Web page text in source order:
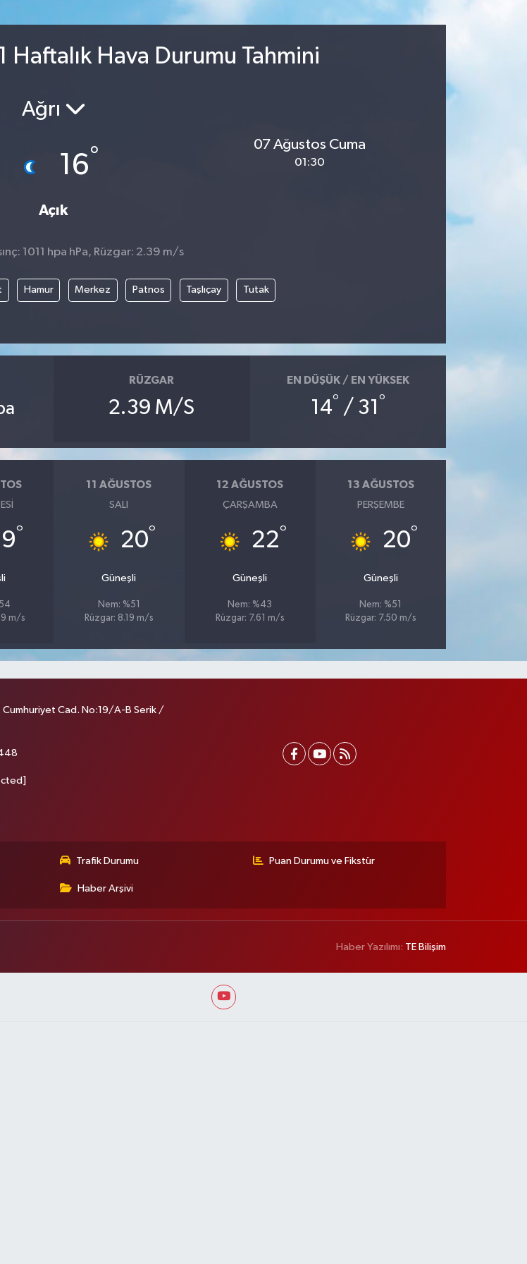
Haftalık Hava Durumu Tahmini
Ağrı
16°
Açık
07 Ağustos Cuma
01:30
1011 hpa hPa, Rüzgar: 2.39 m/s
Hamur Merkez Patnos Taşlıçay Tutak
RÜZGAR
2.39 M/S
EN DÜŞÜK / EN YÜKSEK
14° / 31°
°
m/s
11 AĞUSTOS
SALI
20°
Güneşli
Nem: %51
Rüzgar: 8.19 m/s
12 AĞUSTOS
ÇARŞAMBA
22°
Güneşli
Nem: %43
Rüzgar: 7.61 m/s
13 AĞUSTOS
PERŞEMBE
20°
Güneşli
Nem: %51
Rüzgar: 7.50 m/s
Cumhuriyet Cad. No:19/A-B Serik /
Trafik Durumu Puan Durumu ve Fikstür
Haber Arşivi
Haber Yazılımı: TE Bilişim